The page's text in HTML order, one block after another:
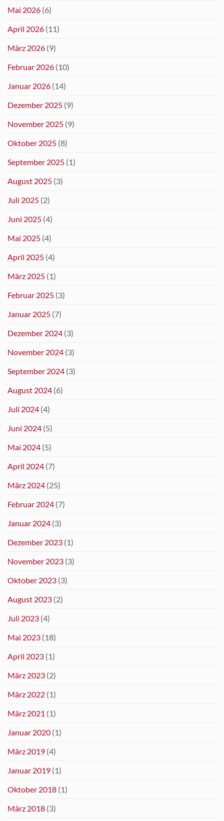
Mai 2026 (6)
April 2026 (11)
März 2026 (9)
Februar 2026 (10)
Januar 2026 (14)
Dezember 2025 (9)
November 2025 (9)
Oktober 2025 (8)
September 2025 (1)
August 2025 (3)
Juli 2025 (2)
Juni 2025 (4)
Mai 2025 (4)
April 2025 (4)
März 2025 (1)
Februar 2025 (3)
Januar 2025 (7)
Dezember 2024 (3)
November 2024 (3)
September 2024 (3)
August 2024 (6)
Juli 2024 (4)
Juni 2024 (5)
Mai 2024 (5)
April 2024 (7)
März 2024 (25)
Februar 2024 (7)
Januar 2024 (3)
Dezember 2023 (1)
November 2023 (3)
Oktober 2023 (3)
August 2023 (2)
Juli 2023 (4)
Mai 2023 (18)
April 2023 (1)
März 2023 (2)
März 2022 (1)
März 2021 (1)
Januar 2020 (1)
März 2019 (4)
Januar 2019 (1)
Oktober 2018 (1)
März 2018 (3)